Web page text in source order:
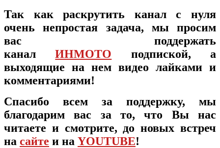
Так как раскрутить канал с нуля
очень непростая задача, мы просим
вас поддержать
каналИНМОТО подпиской, а
выходящие на нем видео лайками и
комментариями!
Спасибо всем за поддержку, мы
благодарим вас за то, что Вы нас
читаете и смотрите, до новых встреч
на сайте и на YOUTUBE!